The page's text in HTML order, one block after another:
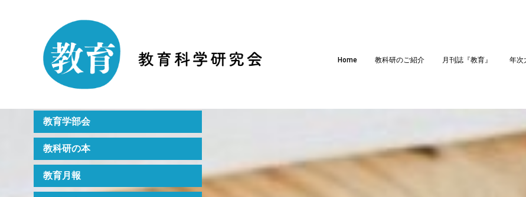
Home 教科研のご紹介 月刊誌『教育』 年次
教科研のご紹介
月刊誌『教育』
教育学部会
教科研の本
教育月報